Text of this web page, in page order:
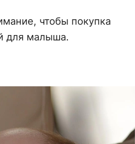
чтобы покупка
для малыша.